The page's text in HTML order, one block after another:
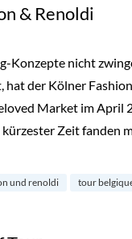
& Renoldi
Konzepte nicht
der Kölner
Market im April
Zeit fanden
und renoldi tour